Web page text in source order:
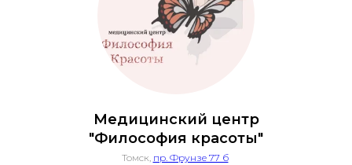
Медицинский центр
"Философия красоты"
Томск, пр. Фрунзе 77 б